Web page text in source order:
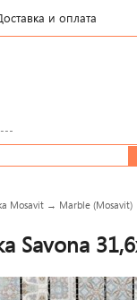
и оплата
Mosavit → Marble (Mosavit)
Savona